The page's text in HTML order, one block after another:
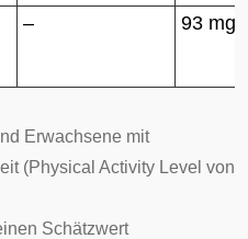
– 93 mg
Erwachsene mit
(Physical Activity Level von
Schätzwert